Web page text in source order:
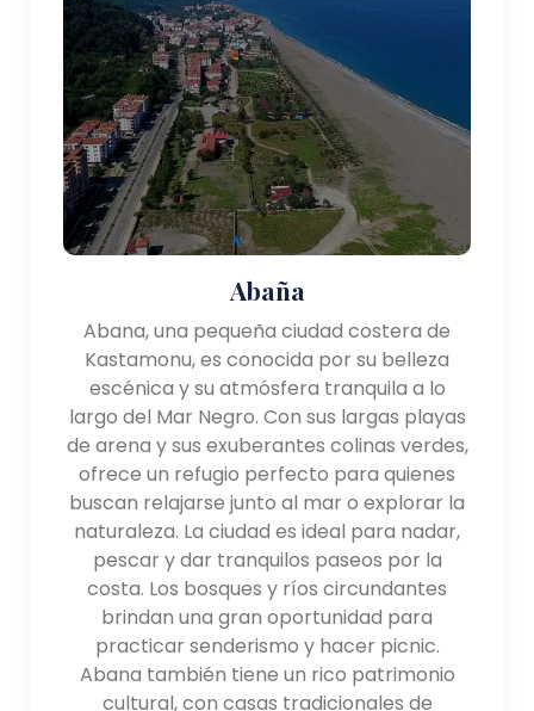
Abaña
Abana, una pequeña ciudad costera de
Kastamonu, es conocida por su belleza
escénica y su atmósfera tranquila a lo
largo del Mar Negro. Con sus largas playas
de arena y sus exuberantes colinas verdes,
ofrece un refugio perfecto para quienes
buscan relajarse junto al mar o explorar la
naturaleza. La ciudad es ideal para nadar,
pescar y dar tranquilos paseos por la
costa. Los bosques y ríos circundantes
brindan una gran oportunidad para
practicar senderismo y hacer picnic.
Abana también tiene un rico patrimonio
cultural, con casas tradicionales de